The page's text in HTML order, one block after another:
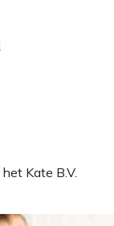
Kate B.V.